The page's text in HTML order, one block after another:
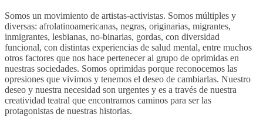
Somos un movimiento de artistas-activistas. Somos múltiples y
diversas: afrolatinoamericanas, negras, originarias, migrantes,
inmigrantes, lesbianas, no-binarias, gordas, con diversidad
funcional, con distintas experiencias de salud mental, entre muchos
otros factores que nos hace pertenecer al grupo de oprimidas en
nuestras sociedades. Somos oprimidas porque reconocemos las
opresiones que vivimos y tenemos el deseo de cambiarlas. Nuestro
deseo y nuestra necesidad son urgentes y es a través de nuestra
creatividad teatral que encontramos caminos para ser las
protagonistas de nuestras historias.